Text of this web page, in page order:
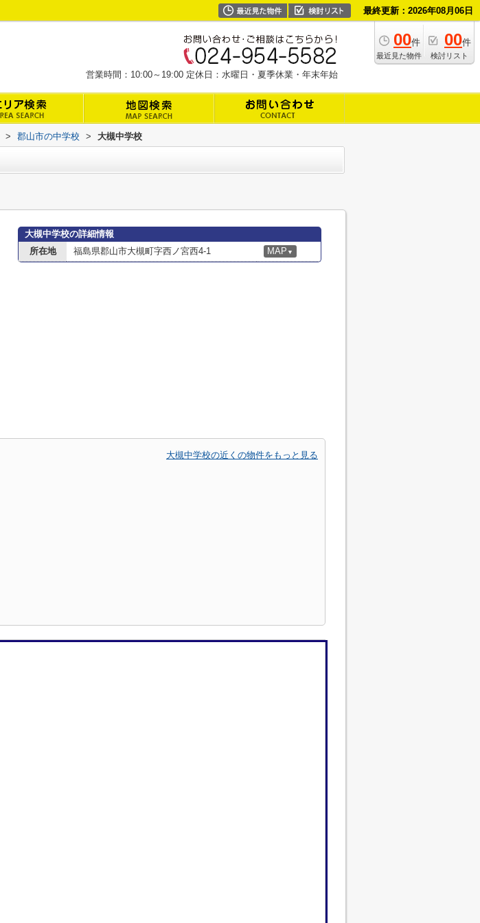
最終更新：2026年08月06日
00件
最近見た物件
00件
検討リスト
営業時間：10:00～19:00 定休日：水曜日・夏季休業・年末年始
> 郡山市の中学校 > 大槻中学校
大槻中学校の詳細情報
所在地
福島県郡山市大槻町字西ノ宮西4-1 MAP ▼
大槻中学校の近くの物件をもっと見る